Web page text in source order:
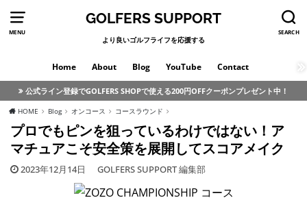
MENU SEARCH
GOLFERS SUPPORT
より良いゴルフライフを応援する
Home About Blog YouTube Contact
公式ライン登録でGOLFERS SHOPで使える200円OFFクーポンプレゼント中！
HOME Blog オンコース コースラウンド
プロでもピンを狙っているわけではない！ア
マチュアこそ安全策を展開してスコアメイク
2023年12月14日 GOLFERS SUPPORT 編集部